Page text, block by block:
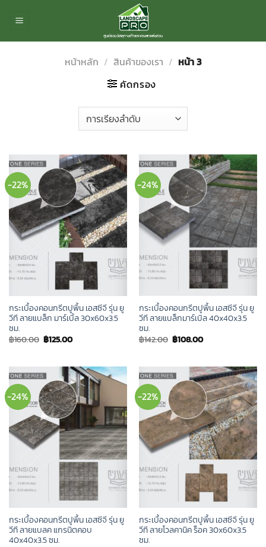
หน้าหลัก / สินค้าของเรา / หน้า 3
คัดกรอง
-22%
กระเบื้องคอนกรีตปูพื้น เอสซีจี รุ่น ยู
วีที ลายแบล็ก มาร์เบิ้ล 30x60x3.5
ซม.
฿160.00 Original
price
฿125.00Current
price
-24%
กระเบื้องคอนกรีตปูพื้น เอสซีจี รุ่น ยู
วีที ลายแบล็กมาร์เบิล 40x40x3.5
ซม.
฿142.00 Original
price
฿108.00Current
price
-24%
กระเบื้องคอนกรีตปูพื้น เอสซีจี รุ่น ยู
วีที ลายแบลค แกรนิตคอบ
40x40x3.5 ซม.
-22%
กระเบื้องคอนกรีตปูพื้น เอสซีจี รุ่น ยู
วีที ลายโวลคานิค ร็อค 30x60x3.5
ซม.